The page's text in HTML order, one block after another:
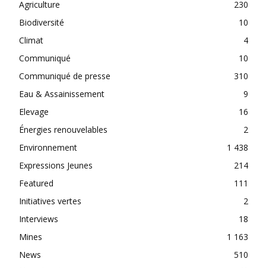
Agriculture
230
Biodiversité
10
Climat
4
Communiqué
10
Communiqué de presse
310
Eau & Assainissement
9
Elevage
16
Énergies renouvelables
2
Environnement
1 438
Expressions Jeunes
214
Featured
111
Initiatives vertes
2
Interviews
18
Mines
1 163
News
510